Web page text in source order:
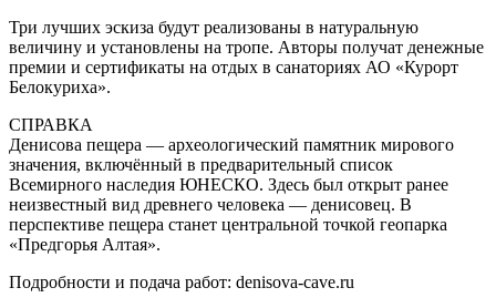
Три лучших эскиза будут реализованы в натуральную
величину и установлены на тропе. Авторы получат денежные
премии и сертификаты на отдых в санаториях АО «Курорт
Белокуриха».
СПРАВКА
Денисова пещера — археологический памятник мирового
значения, включённый в предварительный список
Всемирного наследия ЮНЕСКО. Здесь был открыт ранее
неизвестный вид древнего человека — денисовец. В
перспективе пещера станет центральной точкой геопарка
«Предгорья Алтая».
Подробности и подача работ: denisova-cave.ru